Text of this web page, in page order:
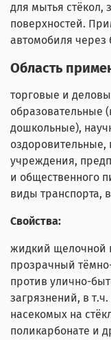
для мытья стёкол,
поверхностей.
автомобиля через
Область
торговые и
образовательные
дошкольные),
оздоровительные,
учреждения,
и общественного
виды транспорта,
Свойства:
жидкий щелочной
прозрачный
против улично-
загрязнений, в
насекомых на
поликарбонате и